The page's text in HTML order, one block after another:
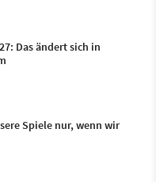
Das ändert sich in
Spiele nur, wenn wir